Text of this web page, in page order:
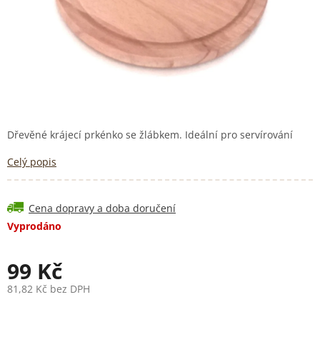
Dřevěné krájecí prkénko se žlábkem. Ideální pro servírování
Celý popis
Vyprodáno
Cena dopravy a doba doručení
99 Kč
81,82 Kč bez DPH